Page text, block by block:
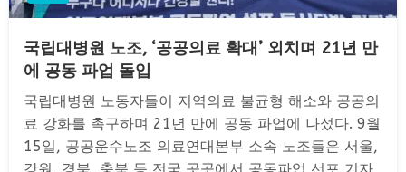
국립대병원 노조, ‘공공의료 확대’ 외치며 21년 만
에 공동 파업 돌입
국립대병원 노동자들이 지역의료 불균형 해소와 공공의
료 강화를 촉구하며 21년 만에 공동 파업에 나섰다. 9월
15일, 공공운수노조 의료연대본부 소속 노조들은 서울,